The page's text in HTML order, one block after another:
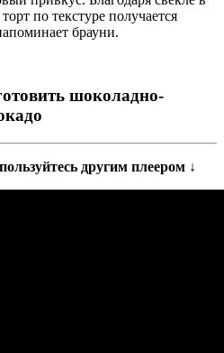
по текстуре получается
брауни.
шоколадно-
другим плеером ↓